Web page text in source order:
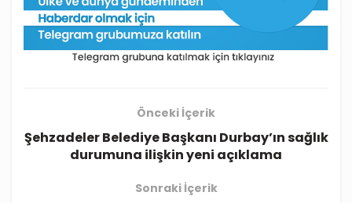
Önceki İçerik
Şehzadeler Belediye Başkanı Durbay’ın sağlık
durumuna ilişkin yeni açıklama
Sonraki İçerik